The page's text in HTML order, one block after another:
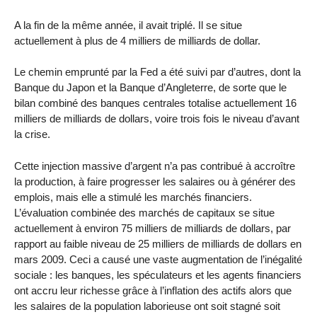
A la fin de la même année, il avait triplé. Il se situe
actuellement à plus de 4 milliers de milliards de dollar.
Le chemin emprunté par la Fed a été suivi par d’autres, dont la
Banque du Japon et la Banque d’Angleterre, de sorte que le
bilan combiné des banques centrales totalise actuellement 16
milliers de milliards de dollars, voire trois fois le niveau d’avant
la crise.
Cette injection massive d’argent n’a pas contribué à accroître
la production, à faire progresser les salaires ou à générer des
emplois, mais elle a stimulé les marchés financiers.
L’évaluation combinée des marchés de capitaux se situe
actuellement à environ 75 milliers de milliards de dollars, par
rapport au faible niveau de 25 milliers de milliards de dollars en
mars 2009. Ceci a causé une vaste augmentation de l’inégalité
sociale : les banques, les spéculateurs et les agents financiers
ont accru leur richesse grâce à l’inflation des actifs alors que
les salaires de la population laborieuse ont soit stagné soit